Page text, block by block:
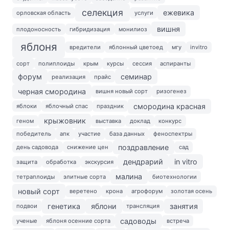
орловская область селекция услуги ежевика
плодоносность гибридизация монилиоз вишня
яблоня вредители яблонный цветоед мгу invitro
сорт полиплоиды крым курсы сессия аспиранты
форум реализация прайс
семинар
черная смородина
вишня новый сорт ризогенез
яблоки яблочный спас праздник смородина красная
геном крыжовник выставка доклад
конкурс
победитель
апк участие база данных
феноспектры
день садовода
снижение цен поздравление сад
защита обработка экскурсия дендрарий in vitro
тетраплоиды элитные сорта малина биотехнологии
новый сорт веретено крона агрофорум золотая осень
подвои генетика яблони трансляция занятия
ученые яблоня осенние сорта садоводы
встреча